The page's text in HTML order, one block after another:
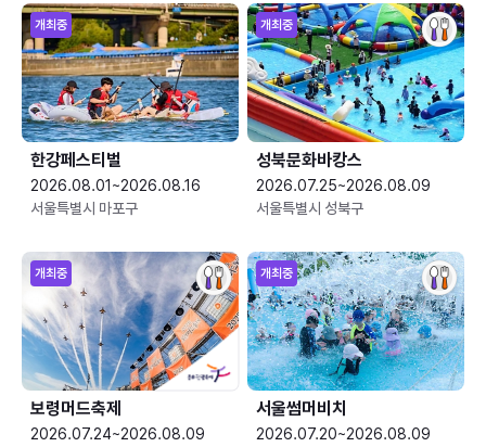
개최중
한강페스티벌
2026.08.01~2026.08.16
서울특별시 마포구
개최중
성북문화바캉스
2026.07.25~2026.08.09
서울특별시 성북구
개최중
보령머드축제
2026.07.24~2026.08.09
개최중
서울썸머비치
2026.07.20~2026.08.09